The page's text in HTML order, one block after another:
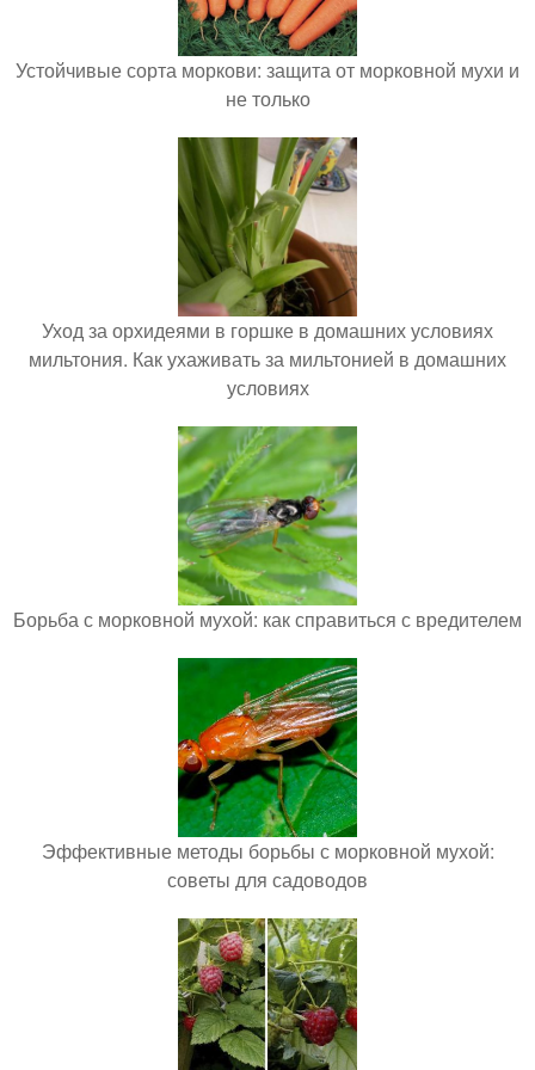
Устойчивые сорта моркови: защита от морковной мухи и
не только
Уход за орхидеями в горшке в домашних условиях
мильтония. Как ухаживать за мильтонией в домашних
условиях
Борьба с морковной мухой: как справиться с вредителем
Эффективные методы борьбы с морковной мухой:
советы для садоводов